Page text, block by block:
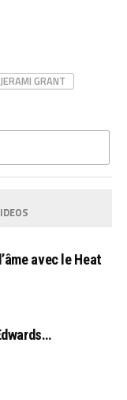
JERAMI GRANT
avec le Heat